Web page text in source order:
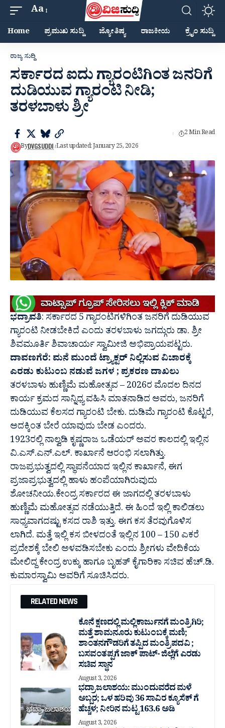
Aa
Home ಪ್ರಮುಖ ಸುದ್ದಿ ಜ್ಯೋತಿಷ್ಯ ರಾಜಕೀಯ ಕ್ರೈಂ ಸುದ್ದಿ
ರಾಜ್ಯ ಸುದ್ದಿ
ಸರ್ಕಾರದ ಐದು ಗ್ಯಾರಂಟಿಗಿಂತ ಜನರಿಗೆ
ದುಡಿಯುವ ಗ್ಯಾರಂಟಿ ನೀಡಿ;
ತರಳಬಾಳು ಶ್ರೀ
ByDVGSUDDI Last updated: January 25, 2026
2 Min Read
ಭದ್ರಾವತಿ: ಸರ್ಕಾರದ 5 ಗ್ಯಾರಂಟಿಗಳಿಗಿಂತ ಜನರಿಗೆ ದುಡಿಯುವ
ಗ್ಯಾರಂಟಿ ನೀಡಬೇಕಿದೆ ಎಂದು ತರಳಬಾಳು ಜಗದ್ಗುರು ಡಾ. ಶ್ರೀ
ಶಿವಮೂರ್ತಿ ಶಿವಾಚಾರ್ಯ ಸ್ವಾಮೀಜಿ ಅಭಿಪ್ರಾಯಪಟ್ಟರು.
ದಾವಣಗೆರೆ: ಮನೆ ಮುಂದೆ ಟ್ರ್ಯಾಕ್ಟರ್ ನಿಲ್ಲಿಸುವ ವಿಚಾರಕ್ಕೆ
ಎರಡು ಕುಟುಂಬ ನಡುವೆ ಜಗಳ ; ಪ್ರಕರಣ ದಾಖಲು
ತರಳಬಾಳು ಹುಣ್ಣಿಮೆ ಮಹೋತ್ಸವ – 2026ರ ಮೊದಲ ದಿನದ
ಕಾರ್ಯ ಕ್ರಮದ ಸಾನ್ನಿಧ್ಯ ವಹಿಸಿ ಮಾತನಾಡಿದ ಅವರು, ಜನರಿಗೆ
ದುಡಿಯುವ ಕೆಲಸದ ಗ್ಯಾರಂಟಿ ಬೇಕು. ದುಡಿಮೆ ಗ್ಯಾರಂಟಿ ಕೊಟ್ಟರೆ,
ಅದಕ್ಕಿಂತ ಬೇರೆ ಯಾವುದು ಬೇಡ‌ ಎಂದರು.
1923ರಲ್ಲಿ ನಾಲ್ವಡಿ ಕೃಷ್ಣರಾಜ ಒಡೆಯರ್ ಅವರ ಕಾಲದಲ್ಲಿ ಇಲ್ಲಿನ
ವಿ.ಎಸ್.ಎನ್.ಎಲ್. ಕಾರ್ಖಾನೆ ಆರಂಭಿ ಸಲಾಗಿತ್ತು.
ರಾಜಪ್ರಭುತ್ವದಲ್ಲಿ ಸ್ಥಾಪನೆಯಾದ ಇಲ್ಲಿನ ಕಾರ್ಖಾನೆ, ಈಗ
ಪ್ರಜಾಪ್ರಭುತ್ವದಲ್ಲಿ ಹಾಳು ಹಂಪೆಯಾಗಿರುವುದು
ಶೋಚನೀಯ.ಕೇಂದ್ರ ಸರ್ಕಾರದ ಈ ಜಾಗದಲ್ಲಿ ತರಳಬಾಳು
ಹುಣ್ಣಿಮೆ ಮಹೋತ್ಸವ ನಡೆಯುತ್ತಿದೆ. ಈ ಹಿಂದೆ ಇಲ್ಲಿ ಕಾಲಿಡಲು
ಸಾಧ್ಯವಾಗದಷ್ಟು ಕಸದ ರಾಶಿ ಇತ್ತು. ಈಗ ಕಸ ತೆರವುಗೊಳಿಸ
ಲಾಗಿದೆ. ಮತ್ತೆ ಇಲ್ಲಿ ಕಸ ಬೀಳದಂತೆ ಇಲ್ಲಿನ 100 – 150 ಎಕರೆ
ಪ್ರದೇಶಕ್ಕೆ ಬೇಲಿ ಅಳವಡಿಸಬೇಕು ಎಂದು ಶ್ರೀಗಳು ವೇದಿಕೆಯ
ಮೇಲಿದ್ದ ಕೇಂದ್ರ ಉಕ್ಕು ಹಾಗೂ ಬೃಹತ್ ಕೈಗಾರಿಕಾ ಸಚಿವ ಹೆಚ್.ಡಿ.
ಕುಮಾರಸ್ವಾಮಿ ಅವರಿಗೆ ಸೂಚಿಸಿದರು.
RELATED NEWS
ಕೊನೆ ಕ್ಷಣದಲ್ಲಿ ಮಲ್ಲಿಕಾರ್ಜುನಗೆ ಮಂತ್ರಿಗಿರಿ;
ಮತ್ತೆ ಶಾಮನೂರು ಕುಟುಂಬಕ್ಕೆ ಮಣಿ;
ಶಾಂತನಗೌಡರಿಗೆ ತಪ್ಪಿದ ಮಂತ್ರಿ ಪದವಿ ;
ಬಸವಂತಪ್ಪಗೆ ಜಾಕ್ ಪಾಟ್- ಜಿಲ್ಲೆಗೆ ಎರಡು
ಸಚಿವ ಸ್ಥಾನ
August 3, 2026
ಭದ್ರಾ ಜಲಾಶಯ: ಮುಂದುವರೆದ ಮಳೆ
ಅಬ್ಬರ; ಒಳ ಹರಿವು 36 ಸಾವಿರ‌ ಕ್ಯೂಸೆಕ್ ಗೆ
ಹೆಚ್ಚಳ; ನೀರಿನ ಮಟ್ಟ 163.6 ಅಡಿ
August 3, 2026